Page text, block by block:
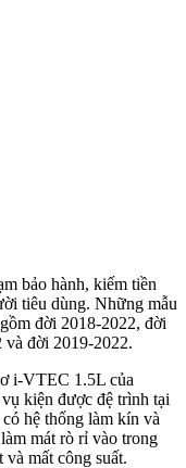
bảo hành, kiếm tiền
tiêu dùng. Những mẫu
đời 2018-2022, đời
và đời 2019-2022.
i-VTEC 1.5L của
kiện được đệ trình tại
hệ thống làm kín và
mát rò rỉ vào trong
mất công suất.